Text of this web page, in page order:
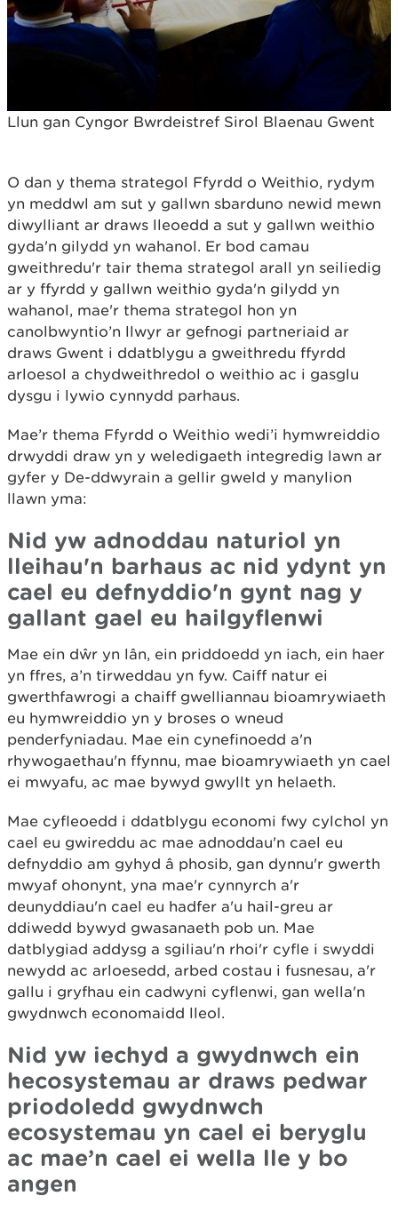
Llun gan Cyngor Bwrdeistref Sirol Blaenau Gwent
O dan y thema strategol Ffyrdd o Weithio, rydym
yn meddwl am sut y gallwn sbarduno newid mewn
diwylliant ar draws lleoedd a sut y gallwn weithio
gyda'n gilydd yn wahanol. Er bod camau
gweithredu'r tair thema strategol arall yn seiliedig
ar y ffyrdd y gallwn weithio gyda'n gilydd yn
wahanol, mae'r thema strategol hon yn
canolbwyntio’n llwyr ar gefnogi partneriaid ar
draws Gwent i ddatblygu a gweithredu ffyrdd
arloesol a chydweithredol o weithio ac i gasglu
dysgu i lywio cynnydd parhaus.
Mae’r thema Ffyrdd o Weithio wedi’i hymwreiddio
drwyddi draw yn y weledigaeth integredig lawn ar
gyfer y De-ddwyrain a gellir gweld y manylion
llawn yma:
Nid yw adnoddau naturiol yn
lleihau'n barhaus ac nid ydynt yn
cael eu defnyddio'n gynt nag y
gallant gael eu hailgyflenwi
Mae ein dŵr yn lân, ein priddoedd yn iach, ein haer
yn ffres, a’n tirweddau yn fyw. Caiff natur ei
gwerthfawrogi a chaiff gwelliannau bioamrywiaeth
eu hymwreiddio yn y broses o wneud
penderfyniadau. Mae ein cynefinoedd a'n
rhywogaethau'n ffynnu, mae bioamrywiaeth yn cael
ei mwyafu, ac mae bywyd gwyllt yn helaeth.
Mae cyfleoedd i ddatblygu economi fwy cylchol yn
cael eu gwireddu ac mae adnoddau'n cael eu
defnyddio am gyhyd â phosib, gan dynnu'r gwerth
mwyaf ohonynt, yna mae'r cynnyrch a'r
deunyddiau'n cael eu hadfer a'u hail-greu ar
ddiwedd bywyd gwasanaeth pob un. Mae
datblygiad addysg a sgiliau'n rhoi'r cyfle i swyddi
newydd ac arloesedd, arbed costau i fusnesau, a'r
gallu i gryfhau ein cadwyni cyflenwi, gan wella'n
gwydnwch economaidd lleol.
Nid yw iechyd a gwydnwch ein
hecosystemau ar draws pedwar
priodoledd gwydnwch
ecosystemau yn cael ei beryglu
ac mae’n cael ei wella lle y bo
angen